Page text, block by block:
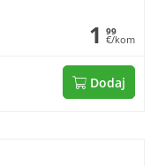
1 99
€/kom
Dodaj